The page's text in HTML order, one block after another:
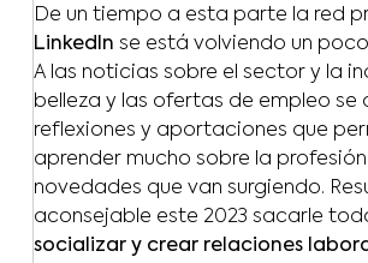
De un tiempo a esta parte la red
LinkedIn se está volviendo un
A las noticias sobre el sector y la
belleza y las ofertas de empleo se
reflexiones y aportaciones que
aprender mucho sobre la
novedades que van surgiendo.
aconsejable este 2023 sacarle
socializar y crear relaciones